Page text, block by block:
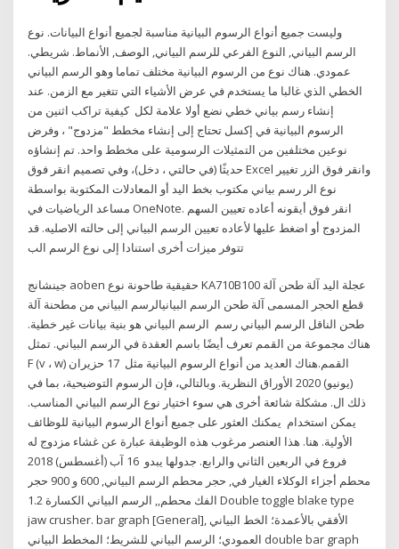
وليست جميع أنواع الرسوم البيانية مناسبة لجميع أنواع البيانات. نوع
الرسم البياني, النوع الفرعي للرسم البياني, الوصف, الأنماط. شريطي.
عمودي. هناك نوع من الرسوم البيانية مختلف تماما وهو الرسم البياني
الخطي الذي غالبا ما يستخدم في عرض الأشياء التي تتغير مع الزمن. عند
إنشاء رسم بياني خطي نضع أولا علامة لكل كيفية تراكب اثنين من
الرسوم البيانية في إكسل تحتاج إلى إنشاء مخطط "مزدوج" ، وفرض
نوعين مختلفين من التمثيلات الرسومية على مخطط واحد. تم إنشاؤه
حديثًا (في حالتي ، دخل)، وفي تصميم انقر فوق Excel وانقر فوق الزر تغيير
نوع الر رسم بياني مكتوب بخط اليد أو المعادلات المكتوبة بواسطة
مساعد الرياضيات في OneNote. انقر فوق أيقونه أعاده تعيين السهم
المزدوج أو اضغط عليها لأعاده تعيين الرسم البياني إلى حالته الاصليه. قد
تتوفر ميزات أخرى استنادا إلى نوع الرسم الب
جينشانج aoben حقيقية طاحونة نوع KA710B100 عجلة اليد آلة طحن آلة
قطع الحجر المسمى آلة طحن الرسم البيانيالرسم البياني من مطحنة آلة
طحن الناقل الرسم البياني رسم الرسم البياني هو بنية بيانات غير خطية.
هناك مجموعة من القمم تعرف أيضًا باسم العقدة في الرسم البياني. تمثل
F (v ، w) القمم.هناك العديد من أنواع الرسوم البيانية مثل 17 حزيران
(يونيو) 2020 الأوراق النظرية. وبالتالي، فإن الرسوم التوضيحية، بما في
ذلك ال. مشكلة شائعة أخرى هي سوء اختيار نوع الرسم البياني المناسب.
يمكن استخدام يمكنك العثور على جميع أنواع الرسوم البيانية للوظائف
الأولية. هنا. هذا العنصر مرغوب هذه الوظيفة عبارة عن غشاء مزدوج له
فروع في الربعين الثاني والرابع. جدولها يبدو 16 آب (أغسطس) 2018
محطم أجزاء الوكلاء الغيار في, حجر محطم الرسم البياني, 600 و 900 حجر
الفك محطم,, الرسم البياني الكسارة 1.2 Double toggle blake type
jaw crusher. bar graph [General], الأفقي بالأعمدة؛ الخط البياني
العمودي؛ الرسم البياني للشريط؛ المخطط البياني double bar graph